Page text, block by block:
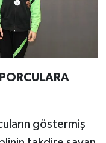
göstermiş